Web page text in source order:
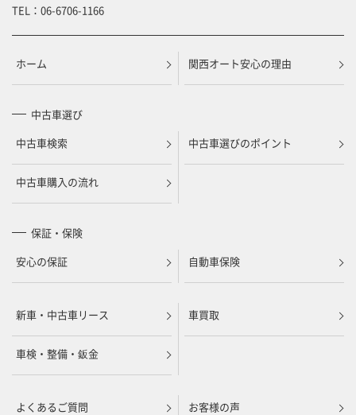
TEL： 06-6706-1166
ホーム 関西オート安心の理由
中古車選び
中古車検索
中古車選びのポイント
中古車購入の流れ
保証・保険
安心の保証
自動車保険
新車・中古車リース 車買取
車検・整備・鈑金
よくあるご質問 お客様の声